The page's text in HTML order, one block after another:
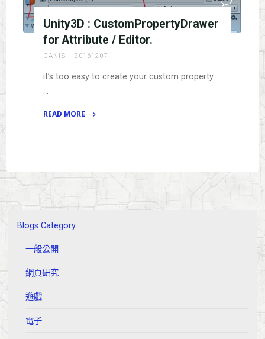
Unity3D : CustomPropertyDrawer
for Attribute / Editor.
CANIS 20161207
it’s too easy to create your custom property
…
READ MORE
for
Attribute
Blogs Category
一般公開
網頁研究
遊戲
電子